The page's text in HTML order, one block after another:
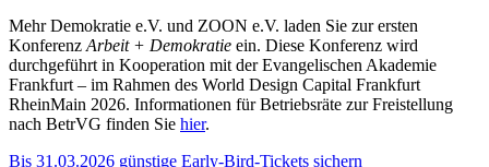
Mehr Demokratie e.V. und ZOON e.V. laden Sie zur ersten
Konferenz Arbeit + Demokratie ein. Diese Konferenz wird
durchgeführt in Kooperation mit der Evangelischen Akademie
Frankfurt – im Rahmen des World Design Capital Frankfurt
RheinMain 2026. Informationen für Betriebsräte zur Freistellung
nach BetrVG finden Sie hier.
Bis 31.03.2026 günstige Early-Bird-Tickets sichern